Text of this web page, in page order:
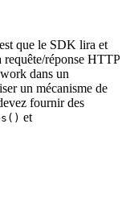
que le SDK lira et
requête/réponse HTTP
dans un
un mécanisme de
fournir des
et